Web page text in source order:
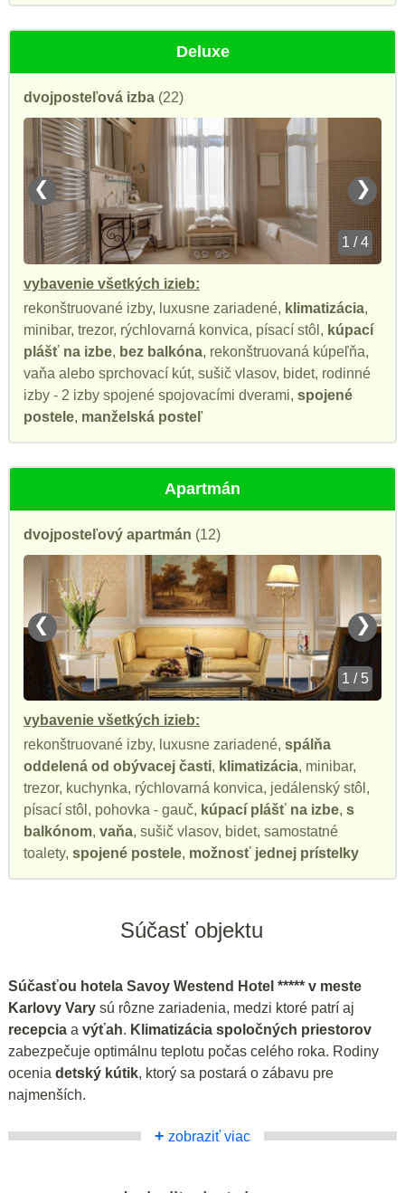
Deluxe
dvojposteľová izba (22)
❮ ❯
1 / 4
vybavenie všetkých izieb:
rekonštruované izby, luxusne zariadené, klimatizácia,
minibar, trezor, rýchlovarná konvica, písací stôl, kúpací
plášť na izbe, bez balkóna, rekonštruovaná kúpeľňa,
vaňa alebo sprchovací kút, sušič vlasov, bidet, rodinné
izby - 2 izby spojené spojovacími dverami, spojené
postele, manželská posteľ
Apartmán
dvojposteľový apartmán (12)
❮ ❯
1 / 5
vybavenie všetkých izieb:
rekonštruované izby, luxusne zariadené, spálňa
oddelená od obývacej časti, klimatizácia, minibar,
trezor, kuchynka, rýchlovarná konvica, jedálenský stôl,
písací stôl, pohovka - gauč, kúpací plášť na izbe, s
balkónom, vaňa, sušič vlasov, bidet, samostatné
toalety, spojené postele, možnosť jednej prístelky
Súčasť objektu
Súčasťou hotela Savoy Westend Hotel ***** v meste
Karlovy Vary sú rôzne zariadenia, medzi ktoré patrí aj
recepcia a výťah. Klimatizácia spoločných priestorov
zabezpečuje optimálnu teplotu počas celého roka. Rodiny
ocenia detský kútik, ktorý sa postará o zábavu pre
najmenších.
+ zobraziť viac